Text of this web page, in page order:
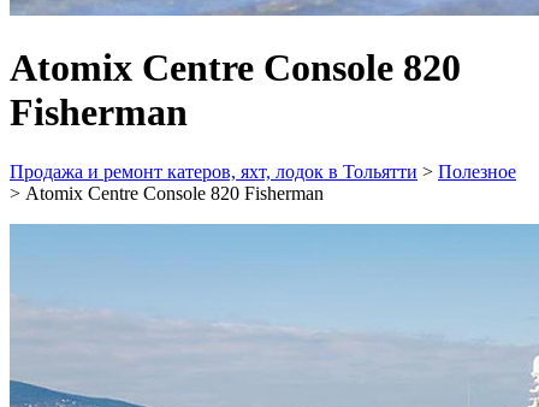
Atomix Centre Console 820
Fisherman
Продажа и ремонт катеров, яхт, лодок в Тольятти > Полезное
> Atomix Centre Console 820 Fisherman